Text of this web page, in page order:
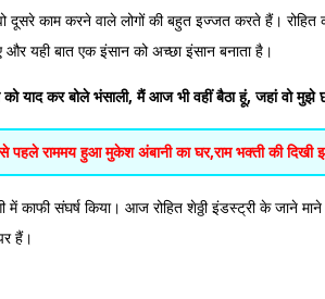
'वो दूसरे काम करने वाले लोगों की बहुत इज्जत करते हैं।
यही बात एक इंसान को अच्छा इंसान बनाता है।
याद कर बोले भंसाली, मैं आज भी वहीं बैठा हूं, जहां वो मुझे
से पहले राममय हुआ मुकेश अंबानी का घर,राम भक्ती की
में काफी संघर्ष किया। आज रोहित शेठ्ठी इंडस्ट्री के जाने
हैं।